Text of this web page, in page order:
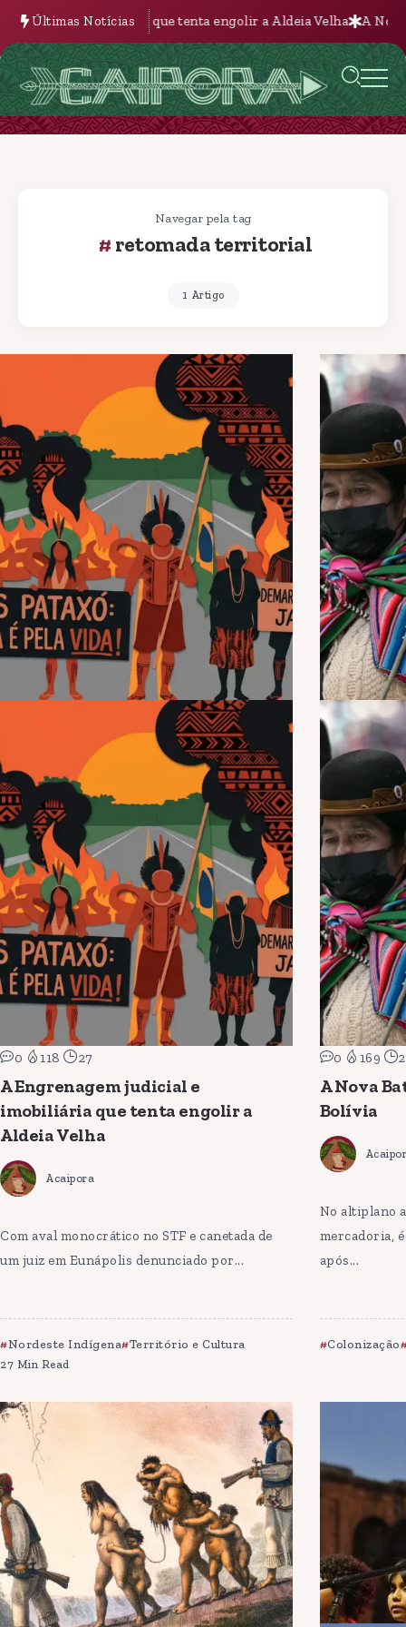
Últimas Notícias
tenta engolir a Aldeia Velha A Nova Batalha pela Terra na
Navegar pela tag
retomada territorial
1 Artigo
0 118 27
A Engrenagem judicial e
imobiliária que tenta engolir a
Aldeia Velha
Acaipora
Com aval monocrático no STF e canetada de
um juiz em Eunápolis denunciado por...
Nordeste Indígena Território e Cultura
27 Min Read
0 169
A Nova
Bolívia
No altiplano
mercadoria,
após...
Colonização